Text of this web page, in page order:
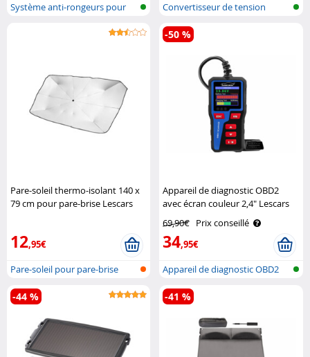
Système anti-rongeurs pour
Convertisseur de tension
automobile..
Pare-soleil thermo-isolant 140 x
79 cm pour pare-brise Lescars
12,95€
Pare-soleil pour pare-brise
Appareil de diagnostic OBD2
avec écran couleur 2,4" Lescars
69,90€ Prix conseillé
34,95€
-50 %
Appareil de diagnostic OBD2
avec éc..
-44 % -41 %